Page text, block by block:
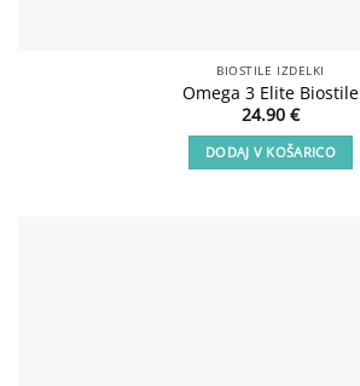
BIOSTILE IZDELKI
Omega 3 Elite Biostile
24.90 €
DODAJ V KOŠARICO